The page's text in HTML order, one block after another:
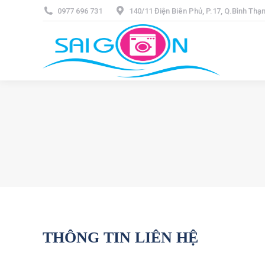
0977 696 731 140/11 Điện Biên Phủ, P.17, Q.Bình
THÔNG TIN LIÊN HỆ